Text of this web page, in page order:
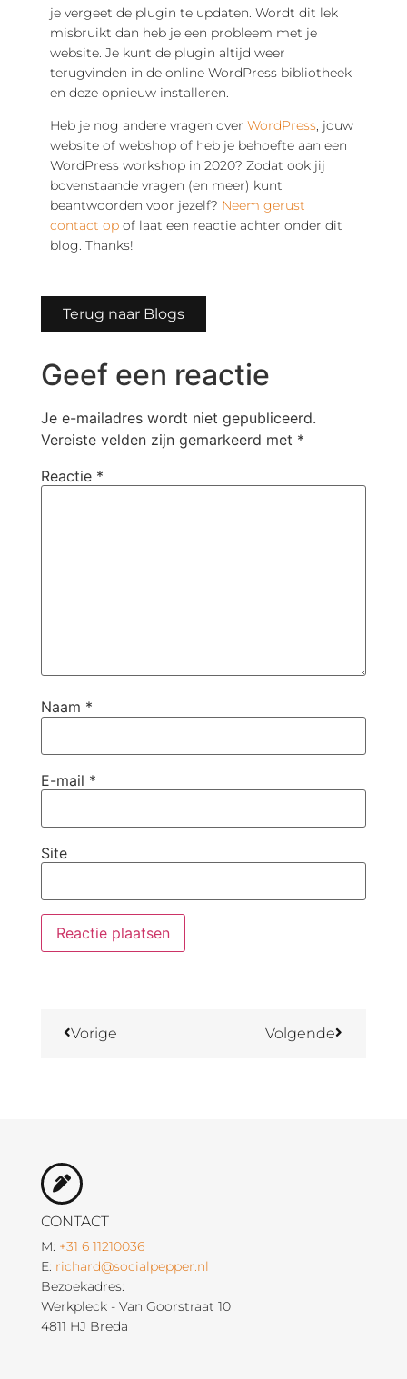
je vergeet de plugin te updaten. Wordt dit lek
misbruikt dan heb je een probleem met je
website. Je kunt de plugin altijd weer
terugvinden in de online WordPress bibliotheek
en deze opnieuw installeren.
Heb je nog andere vragen over WordPress, jouw
website of webshop of heb je behoefte aan een
WordPress workshop in 2020? Zodat ook jij
bovenstaande vragen (en meer) kunt
beantwoorden voor jezelf? Neem gerust
contact opof laat een reactie achter onder dit
blog. Thanks!
Terug naar Blogs
Geef een reactie
Je e-mailadres wordt niet gepubliceerd.
Vereiste velden zijn gemarkeerd met *
Reactie *
Naam *
E-mail *
Site
Vorige Volgende
CONTACT
M: +31 6 11210036
E: richard@socialpepper.nl
Bezoekadres:
Werkpleck - Van Goorstraat 10
4811 HJ Breda